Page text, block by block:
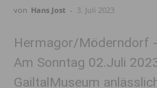
von Hans Jost - 3. Juli 2023
Hermagor/Möderndorf -
Am Sonntag 02.Juli
GailtalMuseum